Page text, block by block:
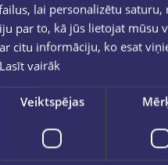
lai personalizētu
par to, kā jūs lietojat mūsu
citu informāciju, ko esat
Lasīt vairāk
Veiktspējas